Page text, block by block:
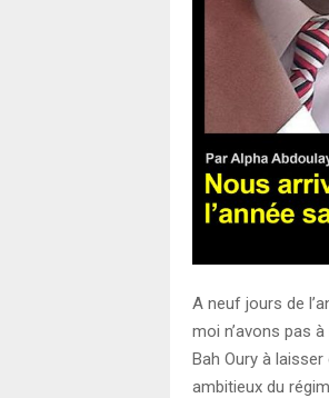
A neuf jours de
moi n’avons pas
Bah Oury à
ambitieux du